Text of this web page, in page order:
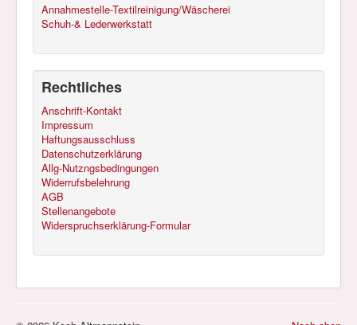
Annahmestelle-Textilreinigung/Wäscherei
Schuh-& Lederwerkstatt
Rechtliches
Anschrift-Kontakt
Impressum
Haftungsausschluss
Datenschutzerklärung
Allg-Nutzngsbedingungen
Widerrufsbelehrung
AGB
Stellenangebote
Widerspruchserklärung-Formular